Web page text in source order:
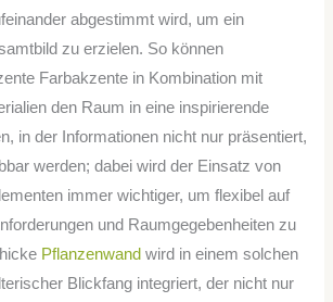
abgestimmt wird, um ein
zu erzielen. So können
Farbakzente in Kombination mit
den Raum in eine inspirierende
in der Informationen nicht nur präsentiert,
werden; dabei wird der Einsatz von
immer wichtiger, um flexibel auf
und Raumgegebenheiten zu
Pflanzenwand wird in einem solchen
Blickfang integriert, der nicht nur